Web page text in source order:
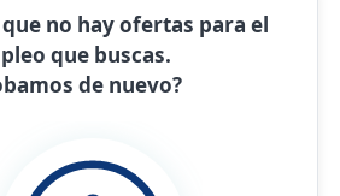
que no hay ofertas para el
que buscas.
de nuevo?